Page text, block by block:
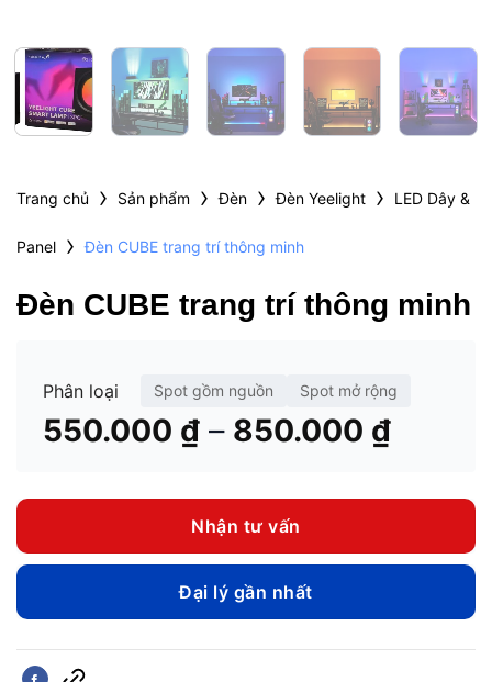
Trang chủ › Sản phẩm ›Đèn ›Đèn Yeelight › LED Dây &
Panel ›Đèn CUBE trang trí thông minh
Đèn CUBE trang trí thông minh
Phân loại Spot gồm nguồn Spot mở rộng
550.000 ₫ – 850.000 ₫
từ
đến
Nhận tư vấn
Đại lý gần nhất